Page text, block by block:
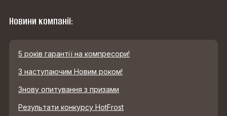
Новини компанії:
5 років гарантії на компресори!
З наступаючим Новим роком!
Знову опитування з призами
Результати конкурсу HotFrost